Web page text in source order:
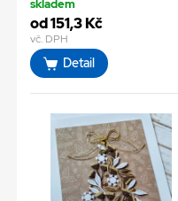
skladem
od 151,3 Kč
vč. DPH
Detail